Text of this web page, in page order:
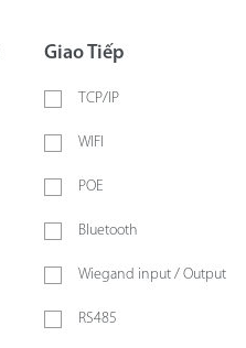
Giao Tiếp
TCP/IP
WIFI
POE
Bluetooth
Wiegand input / Output
RS485